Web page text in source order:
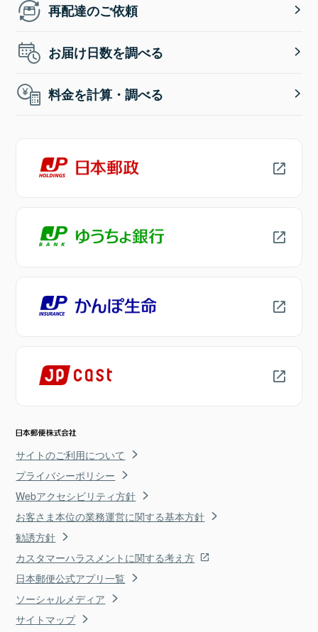
再配達のご依頼
お届け日数を調べる
料金を計算・調べる
サイトのご利用について
プライバシーポリシー
Webアクセシビリティ方針
お客さま本位の業務運営に関する基本方針
勧誘方針
カスタマーハラスメントに関する考え方
日本郵便公式アプリ一覧
ソーシャルメディア
サイトマップ